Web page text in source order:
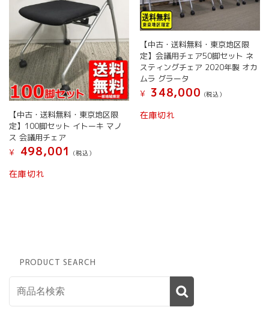
【中古・送料無料・東京地区限
定】100脚セット イトーキ マノ
ス 会議用チェア
¥
498,001 (税込）
在庫切れ
【中古・送料無料・東京地区限
定】会議用チェア50脚セット ネ
スティングチェア 2020年製 オカ
ムラ グラータ
¥
348,000 (税込）
在庫切れ
PRODUCT SEARCH